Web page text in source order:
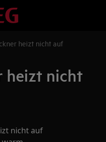
heizt nicht auf
heizt nicht
nicht auf